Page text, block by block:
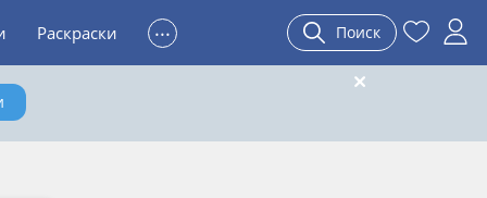
Раскраски ... Поиск